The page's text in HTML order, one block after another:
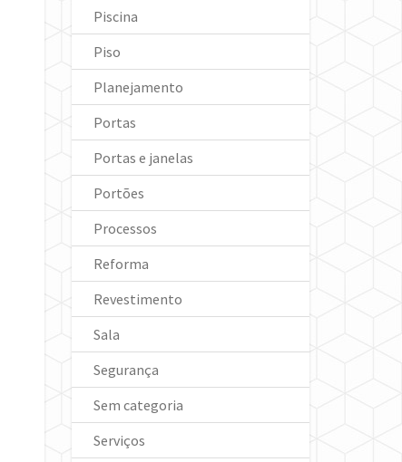
Piscina
Piso
Planejamento
Portas
Portas e janelas
Portões
Processos
Reforma
Revestimento
Sala
Segurança
Sem categoria
Serviços